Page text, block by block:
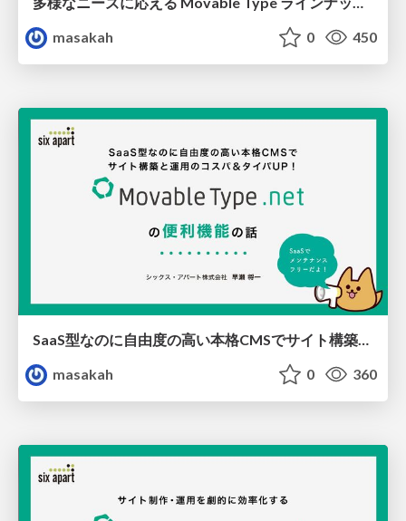
masakah
0 450
SaaS型なのに自由度の高い本格CMSでサイト構築と運用のコスパ＆タイパUP！ MovableType.net の便利機能とユーザー事例のご紹介
masakah
0 360